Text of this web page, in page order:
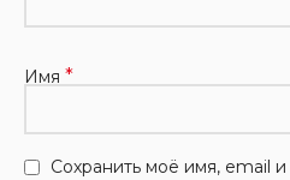
Имя *
Сохранить моё имя, email